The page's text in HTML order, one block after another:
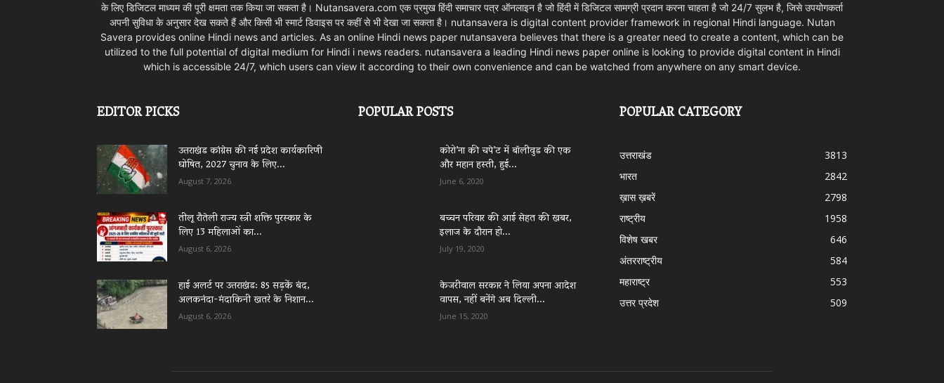
के लिए डिजिटल माध्यम की पूरी क्षमता तक किया जा सकता है। Nutansavera.com एक प्रमुख हिंदी समाचार पत्र ऑनलाइन है जो हिंदी में डिजिटल सामग्री प्रदान करना चाहता है जो 24/7 सुलभ है, जिसे उपयोगकर्ता
अपनी सुविधा के अनुसार देख सकते हैं और किसी भी स्मार्ट डिवाइस पर कहीं से भी देखा जा सकता है। nutansavera is digital content provider framework in regional Hindi language. Nutan
Savera provides online Hindi news and articles. As an online Hindi news paper nutansavera believes that there is a greater need to create a content, which can be
utilized to the full potential of digital medium for Hindi i news readers. nutansavera a leading Hindi news paper online is looking to provide digital content in Hindi
which is accessible 24/7, which users can view it according to their own convenience and can be watched from anywhere on any smart device.
EDITOR PICKS
उत्तराखंड कांग्रेस की नई प्रदेश कार्यकारिणी
घोषित, 2027 चुनाव के लिए...
August 7, 2026
तीलू रौतेली राज्य स्त्री शक्ति पुरस्कार के
लिए 13 महिलाओं का...
August 6, 2026
हाई अलर्ट पर उत्तराखंड: 85 सड़कें बंद,
अलकनंदा-मंदाकिनी खतरे के निशान...
August 6, 2026
POPULAR POSTS
कोरो’ना की चपे’ट में बॉलीवुड की एक
और महान हस्ती, हुई...
June 6, 2020
बच्चन परिवार की आई सेहत की खबर,
इलाज के दौरान हो...
July 19, 2020
केजरीवाल सरकार ने लिया अपना आदेश
वापस, नहीं बनेंगे अब दिल्ली...
June 15, 2020
POPULAR CATEGORY
उत्तराखंड
3813
भारत
2842
ख़ास ख़बरें
2798
राष्ट्रीय
1958
विशेष खबर
646
अंतरराष्ट्रीय
584
महाराष्ट्र
553
उत्तर प्रदेश
509